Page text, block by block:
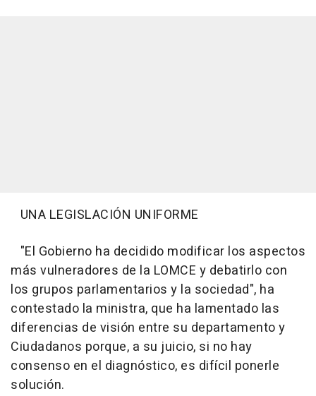
UNA LEGISLACIÓN UNIFORME
"El Gobierno ha decidido modificar los aspectos
más vulneradores de la LOMCE y debatirlo con
los grupos parlamentarios y la sociedad", ha
contestado la ministra, que ha lamentado las
diferencias de visión entre su departamento y
Ciudadanos porque, a su juicio, si no hay
consenso en el diagnóstico, es difícil ponerle
solución.